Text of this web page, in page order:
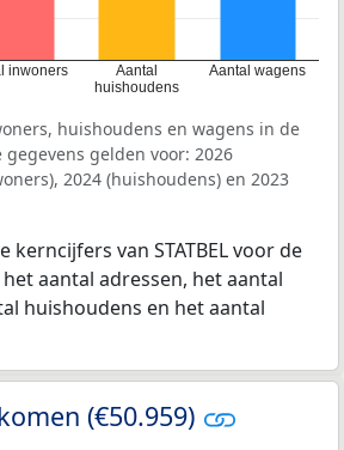
inwoners
Aantal
huishoudens
Aantal wagens
huishoudens en wagens in de
gelden voor: 2026
2024 (huishoudens) en 2023
kerncijfers van STATBEL voor de
aantal adressen, het aantal
huishoudens en het aantal
(€50.959)